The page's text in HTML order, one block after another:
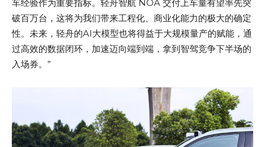
车经验作为重要指标。轻舟智航 NOA 交付上车量有望率先突
破百万台，这将为我们带来工程化、商业化能力的极大的确定
性。未来，轻舟的AI大模型也将得益于大规模量产的赋能，通
过高效的数据闭环，加速迈向端到端，拿到智驾竞争下半场的
入场券。”